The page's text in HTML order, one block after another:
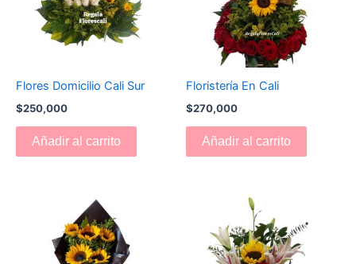
Flores Domicilio Cali Sur
$250,000
Añadir al carrito
Floristería En Cali
$270,000
Añadir al carrito